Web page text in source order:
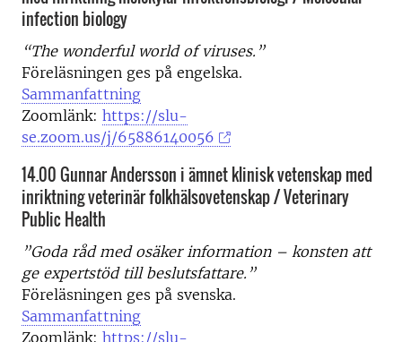
infection biology
“The wonderful world of viruses.”
Föreläsningen ges på engelska.
Sammanfattning
Zoomlänk: https://slu-
se.zoom.us/j/65886140056
14.00 Gunnar Andersson i ämnet klinisk vetenskap med
inriktning veterinär folkhälsovetenskap / Veterinary
Public Health
”Goda råd med osäker information – konsten att
ge expertstöd till beslutsfattare.”
Föreläsningen ges på svenska.
Sammanfattning
Zoomlänk: https://slu-